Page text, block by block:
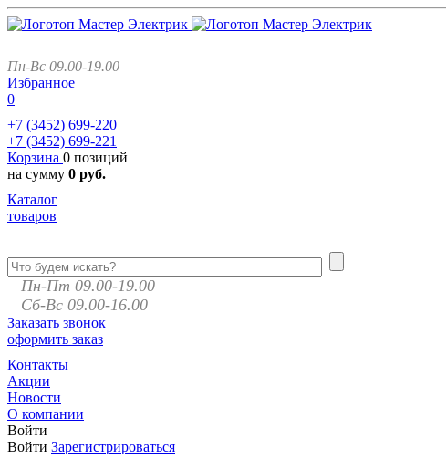
Пн-Вс 09.00-19.00
Избранное
0
+7 (3452) 699-220
+7 (3452) 699-221
Корзина 0 позиций
на сумму 0 руб.
Каталог
товаров
Пн-Пт 09.00-19.00
Сб-Вс 09.00-16.00
Заказать звонок
оформить заказ
Контакты
Акции
Новости
О компании
Войти
Войти Зарегистрироваться